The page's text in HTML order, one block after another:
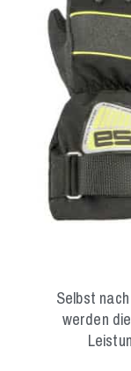
Selbst
werden